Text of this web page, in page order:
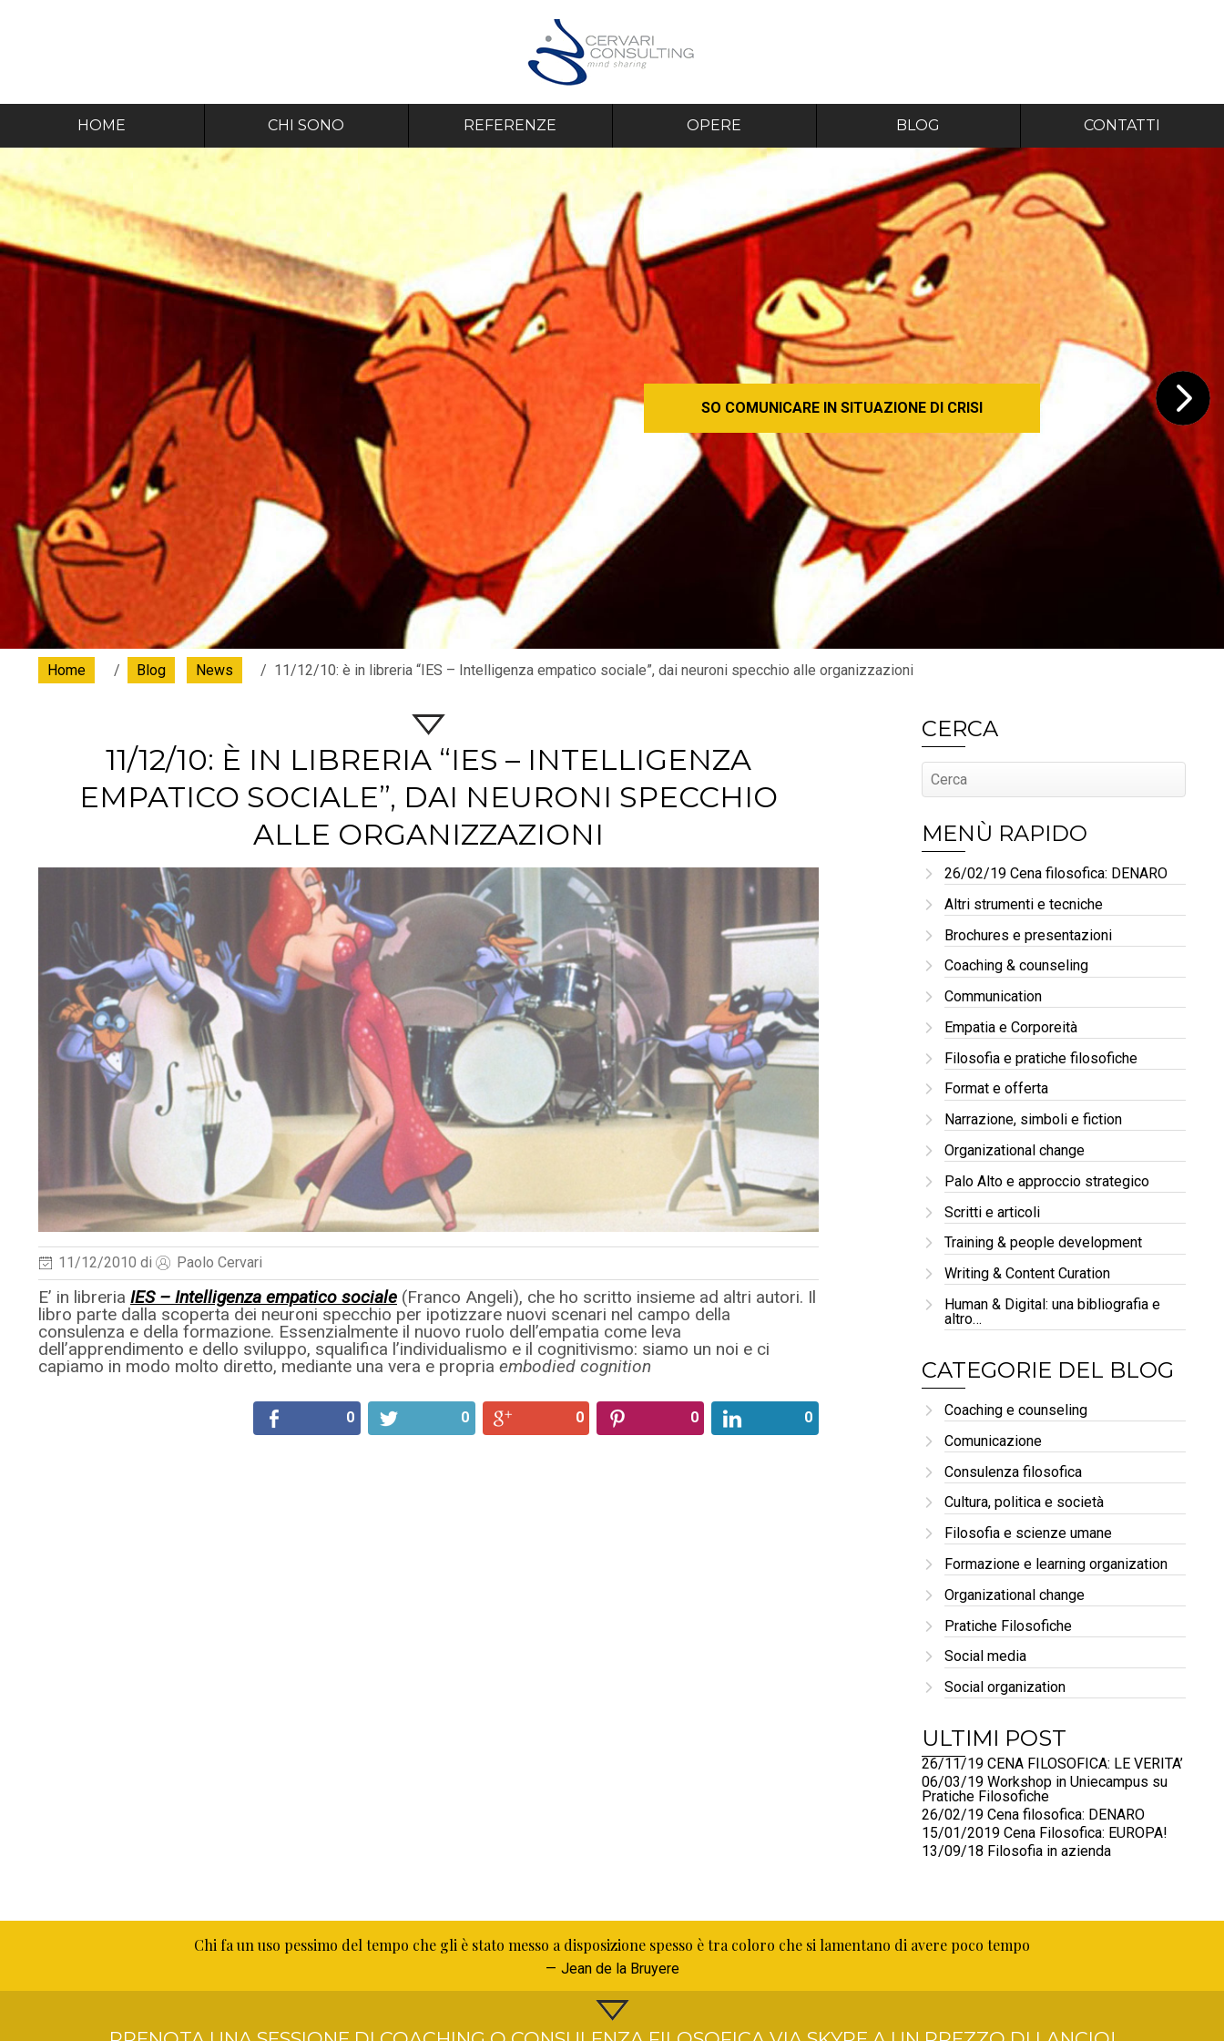
HOME CHI SONO REFERENZE OPERE BLOG CONTATTI
SO COMUNICARE IN SITUAZIONE DI CRISI
Home Blog News 11/12/10: è in libreria “IES – Intelligenza empatico sociale”, dai neuroni specchio alle organizzazioni
11/12/10: È IN LIBRERIA “IES – INTELLIGENZA
EMPATICO SOCIALE”, DAI NEURONI SPECCHIO
ALLE ORGANIZZAZIONI
11/12/2010 di Paolo Cervari
E’ in libreria IES – Intelligenza empatico sociale (Franco Angeli), che ho scritto insieme ad altri autori. Il
libro parte dalla scoperta dei neuroni specchio per ipotizzare nuovi scenari nel campo della
consulenza e della formazione. Essenzialmente il nuovo ruolo dell’empatia come leva
dell’apprendimento e dello sviluppo, squalifica l’individualismo e il cognitivismo: siamo un noi e ci
capiamo in modo molto diretto, mediante una vera e propria embodied cognition
0 0 0 0 0
CERCA
MENÙ RAPIDO
26/02/19 Cena filosofica: DENARO
Altri strumenti e tecniche
Brochures e presentazioni
Coaching & counseling
Communication
Empatia e Corporeità
Filosofia e pratiche filosofiche
Format e offerta
Narrazione, simboli e fiction
Organizational change
Palo Alto e approccio strategico
Scritti e articoli
Training & people development
Writing & Content Curation
Human & Digital: una bibliografia e
altro…
CATEGORIE DEL BLOG
Coaching e counseling
Comunicazione
Consulenza filosofica
Cultura, politica e società
Filosofia e scienze umane
Formazione e learning organization
Organizational change
Pratiche Filosofiche
Social media
Social organization
ULTIMI POST
26/11/19 CENA FILOSOFICA: LE VERITA’
06/03/19 Workshop in Uniecampus su
Pratiche Filosofiche
26/02/19 Cena filosofica: DENARO
15/01/2019 Cena Filosofica: EUROPA!
13/09/18 Filosofia in azienda
Chi fa un uso pessimo del tempo che gli è stato messo a disposizione spesso è tra coloro che si lamentano di avere poco tempo
Jean de la Bruyere